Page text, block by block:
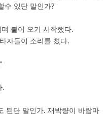
수 있단 말인가?'
불어 오기 시작했다.
자들이 소리를 쳤다.
.
된단 말인가. 재박량이 바람마